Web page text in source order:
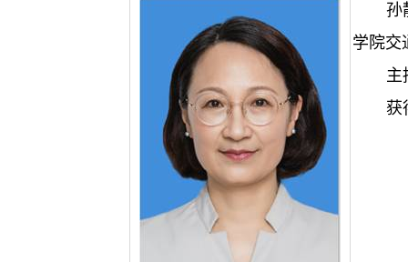
孙
学院交
主
获